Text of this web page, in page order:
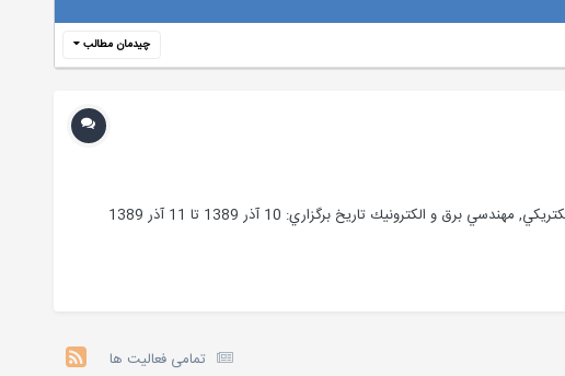
چیدمان مطالب
عنوان کنفرانس: اولين همايش منطقه اي مهندسي برق 1st Electrical Engineering Conference حوزه(هاي) تحت پوشش: انرژي الكتريكي, مهندسي برق و الكترونيك تاريخ برگزاري: 10 آذر 1389 تا 11 آذر 1389
تمامی فعالیت ها